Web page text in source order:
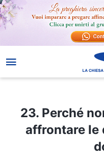
23. Perché
affrontare le